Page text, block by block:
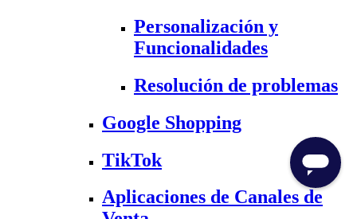
Personalización y
Funcionalidades
Resolución de problemas
Google Shopping
TikTok
Aplicaciones de Canales de